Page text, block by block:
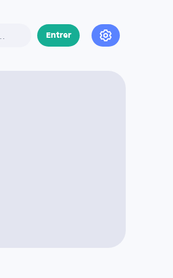
Entrer